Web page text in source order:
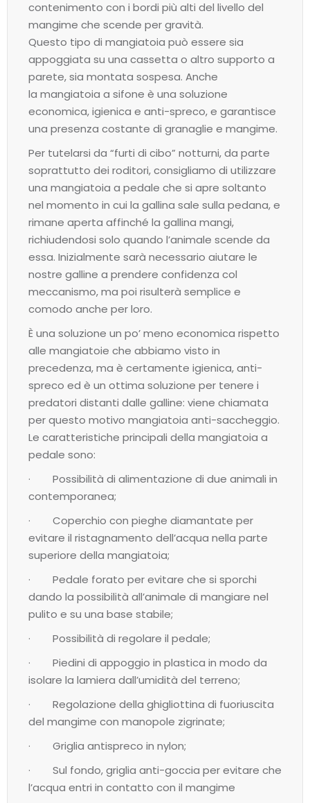
contenimento con i bordi più alti del livello del
mangime che scende per gravità.
Questo tipo di mangiatoia può essere sia
appoggiata su una cassetta o altro supporto a
parete, sia montata sospesa. Anche
la mangiatoia a sifone è una soluzione
economica, igienica e anti-spreco, e garantisce
una presenza costante di granaglie e mangime.
Per tutelarsi da “furti di cibo” notturni, da parte
soprattutto dei roditori, consigliamo di utilizzare
una mangiatoia a pedale che si apre soltanto
nel momento in cui la gallina sale sulla pedana, e
rimane aperta affinché la gallina mangi,
richiudendosi solo quando l’animale scende da
essa. Inizialmente sarà necessario aiutare le
nostre galline a prendere confidenza col
meccanismo, ma poi risulterà semplice e
comodo anche per loro.
È una soluzione un po’ meno economica rispetto
alle mangiatoie che abbiamo visto in
precedenza, ma è certamente igienica, anti-
spreco ed è un ottima soluzione per tenere i
predatori distanti dalle galline: viene chiamata
per questo motivo mangiatoia anti-saccheggio.
Le caratteristiche principali della mangiatoia a
pedale sono:
· Possibilità di alimentazione di due animali in
contemporanea;
· Coperchio con pieghe diamantate per
evitare il ristagnamento dell’acqua nella parte
superiore della mangiatoia;
· Pedale forato per evitare che si sporchi
dando la possibilità all’animale di mangiare nel
pulito e su una base stabile;
· Possibilità di regolare il pedale;
· Piedini di appoggio in plastica in modo da
isolare la lamiera dall’umidità del terreno;
· Regolazione della ghigliottina di fuoriuscita
del mangime con manopole zigrinate;
· Griglia antispreco in nylon;
· Sul fondo, griglia anti-goccia per evitare che
l’acqua entri in contatto con il mangime